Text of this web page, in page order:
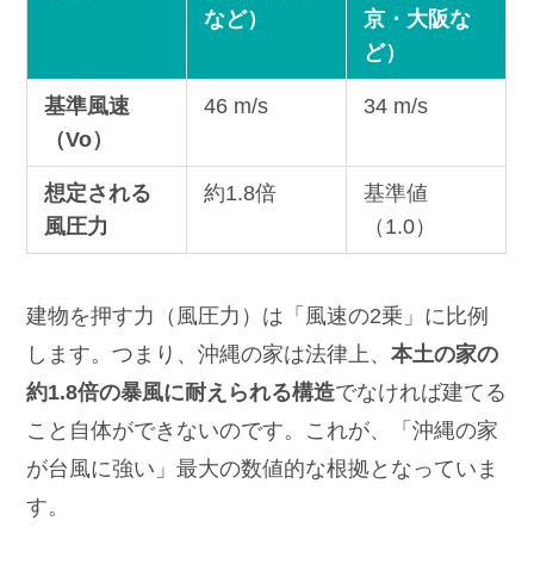
など）
京・大阪な
ど）
基準風速
（Vo）
46 m/s 34 m/s
想定される
風圧力
約1.8倍
基準値
（1.0）
建物を押す力（風圧力）は「風速の2乗」に比例
します。つまり、沖縄の家は法律上、本土の家の
約1.8倍の暴風に耐えられる構造でなければ建てる
こと自体ができないのです。これが、「沖縄の家
が台風に強い」最大の数値的な根拠となっていま
す。